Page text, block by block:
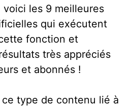
voici les 9 meilleures
qui exécutent
fonction et
très appréciés
et abonnés !
type de contenu lié à